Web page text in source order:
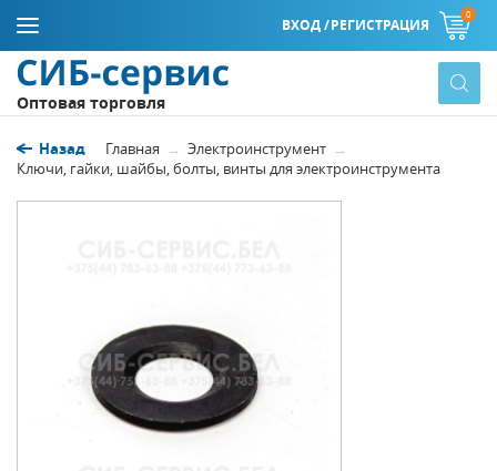
ВХОД /РЕГИСТРАЦИЯ
0
Оптовая торговля
Назад Главная
Электроинструмент
Ключи, гайки, шайбы, болты, винты для электроинструмента